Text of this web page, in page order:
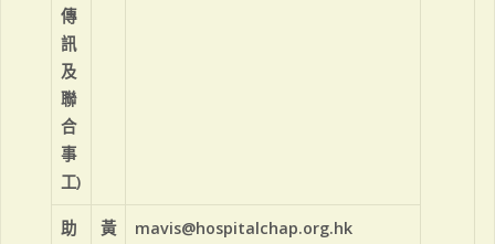
傳
訊
及
聯
合
事
工)
助
黃
mavis@hospitalchap.org.hk